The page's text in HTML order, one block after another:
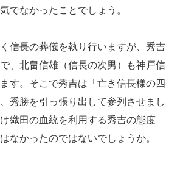
でなかったことでしょう。
信長の葬儀を執り行いますが、秀吉
、北畠信雄（信長の次男）も神戸信
す。そこで秀吉は「亡き信長様の四
秀勝を引っ張り出して参列させまし
織田の血統を利用する秀吉の態度
なかったのではないでしょうか。